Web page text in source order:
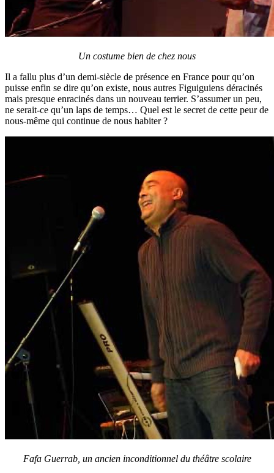
Un costume bien de chez nous
Il a fallu plus d’un demi-siècle de présence en France pour qu’on
puisse enfin se dire qu’on existe, nous autres Figuiguiens déracinés
mais presque enracinés dans un nouveau terrier. S’assumer un peu,
ne serait-ce qu’un laps de temps… Quel est le secret de cette peur de
nous-même qui continue de nous habiter ?
Fafa Guerrab, un ancien inconditionnel du théâtre scolaire